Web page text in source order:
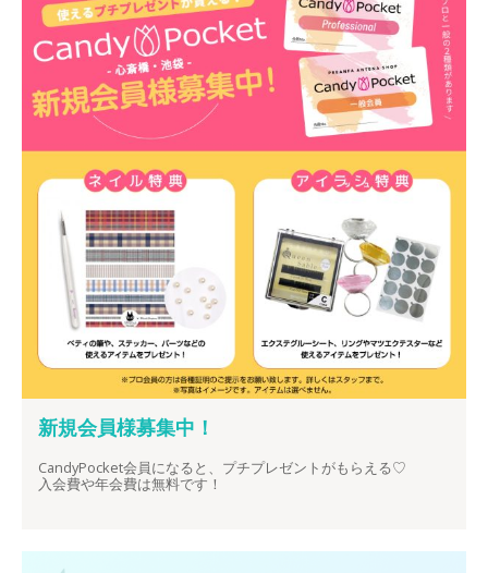
新規会員様募集中！
CandyPocket会員になると、プチプレゼントがもらえる♡
入会費や年会費は無料です！